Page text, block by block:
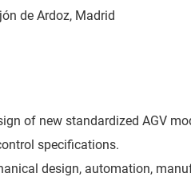
de Ardoz, Madrid
of new standardized AGV
specifications.
design, automation,